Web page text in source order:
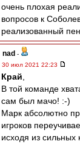
очень плохая
вопросов к
реализованный
nad -
30 июл 2021 22:23
Край
В той команде
сам был мачо! :-)
Марк абсолютно
игроков
исходя из